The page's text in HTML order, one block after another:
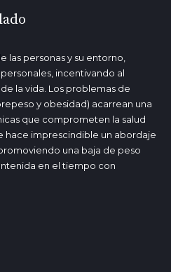
las personas y su entorno,
incentivando al
la vida. Los problemas de
y obesidad) acarrean una
que comprometen la salud
hace imprescindible un abordaje
una baja de peso
en el tiempo con